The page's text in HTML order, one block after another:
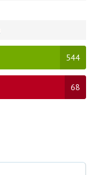
544
68